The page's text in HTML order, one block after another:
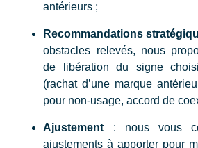
antérieurs ;
Recommandations
obstacles relevés, nous
de libération du signe
(rachat d’une marque
pour non-usage, accord de
Ajustement : nous vous
ajustements à apporter pour